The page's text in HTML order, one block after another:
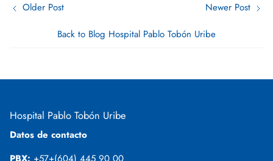
Older Post
Back to Blog Hospital Pablo Tobón Uribe
Newer Post
Hospital Pablo Tobón Uribe
Datos de contacto